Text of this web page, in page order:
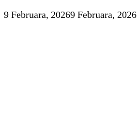
9 Februara, 20269 Februara, 2026